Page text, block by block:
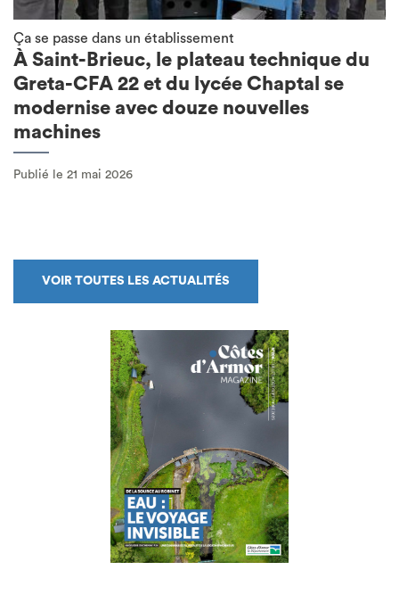
Ça se passe dans un établissement
À Saint-Brieuc, le plateau technique du
Greta-CFA 22 et du lycée Chaptal se
modernise avec douze nouvelles
machines
Publié le 21 mai 2026
VOIR TOUTES LES ACTUALITÉS